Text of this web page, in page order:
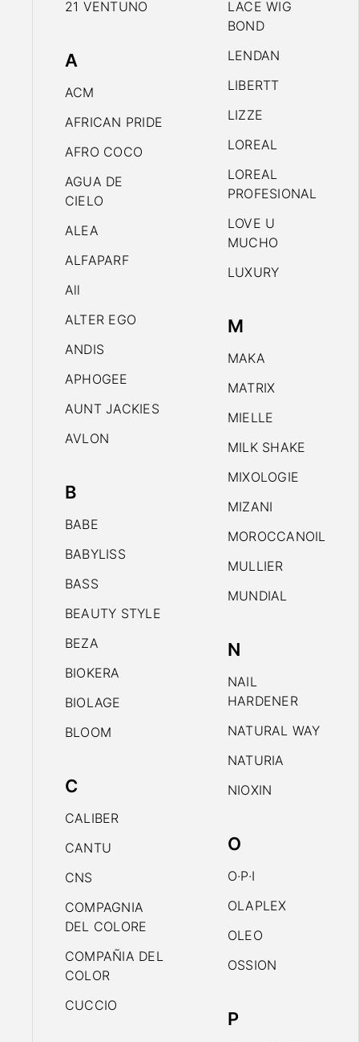
21 VENTUNO
A
ACM
AFRICAN PRIDE
AFRO COCO
AGUA DE
CIELO
ALEA
ALFAPARF
All
ALTER EGO
ANDIS
APHOGEE
AUNT JACKIES
AVLON
B
BABE
BABYLISS
BASS
BEAUTY STYLE
BEZA
BIOKERA
BIOLAGE
BLOOM
C
CALIBER
CANTU
CNS
COMPAGNIA
DEL COLORE
COMPAÑIA DEL
COLOR
CUCCIO
LACE WIG
BOND
LENDAN
LIBERTT
LIZZE
LOREAL
LOREAL
PROFESIONAL
LOVE U
MUCHO
LUXURY
M
MAKA
MATRIX
MIELLE
MILK SHAKE
MIXOLOGIE
MIZANI
MOROCCANOIL
MULLIER
MUNDIAL
N
NAIL
HARDENER
NATURAL WAY
NATURIA
NIOXIN
O
O·P·I
OLAPLEX
OLEO
OSSION
P